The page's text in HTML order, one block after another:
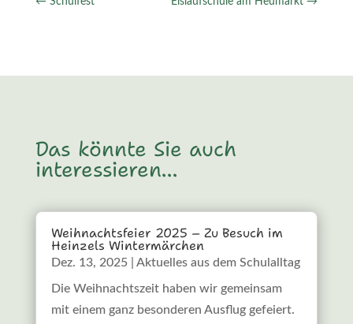
Das könnte Sie auch
interessieren…
Weihnachtsfeier 2025 – Zu Besuch im
Heinzels Wintermärchen
Dez. 13, 2025| Aktuelles aus dem Schulalltag
Die Weihnachtszeit haben wir gemeinsam
mit einem ganz besonderen Ausflug gefeiert.